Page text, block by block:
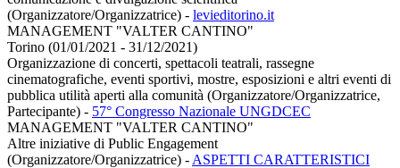
(Organizzatore/Organizzatrice) - levieditorino.it
MANAGEMENT "VALTER CANTINO"
Torino (01/01/2021 - 31/12/2021)
Organizzazione di concerti, spettacoli teatrali, rassegne
cinematografiche, eventi sportivi, mostre, esposizioni e altri eventi di
pubblica utilità aperti alla comunità (Organizzatore/Organizzatrice,
Partecipante) - 57° Congresso Nazionale UNGDCEC
MANAGEMENT "VALTER CANTINO"
Altre iniziative di Public Engagement
(Organizzatore/Organizzatrice) - ASPETTI CARATTERISTICI